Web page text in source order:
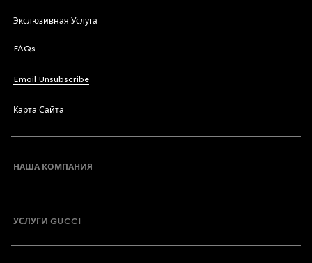
Экслюзивная Услуга
FAQs
Email Unsubscribe
Карта Сайта
НАША КОМПАНИЯ
УСЛУГИ GUCCI